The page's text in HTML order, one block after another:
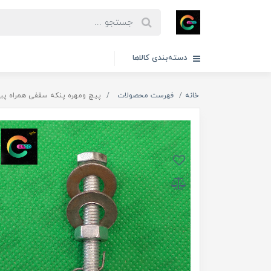
دسته‌بندی کالاها
خانه فهرست محصولات پیچ ومهره پنکه سقفی همراه